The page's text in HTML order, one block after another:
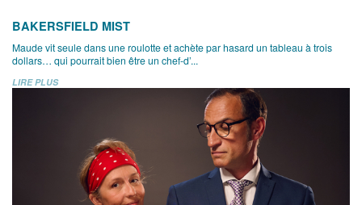
BAKERSFIELD MIST
Maude vit seule dans une roulotte et achète par hasard un tableau à trois
dollars… qui pourrait bien être un chef-d’...
LIRE PLUS